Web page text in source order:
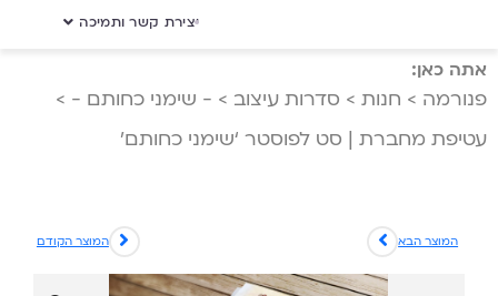
יצירת קשר ותמיכה
אתה כאן:
פנורמה > חנות > סדרות עיצוב > - שימני כחותם - >
עטיפת מחברת | סט לפוסטר ‘שימני כחותם’
המוצר הקודם המוצר הבא